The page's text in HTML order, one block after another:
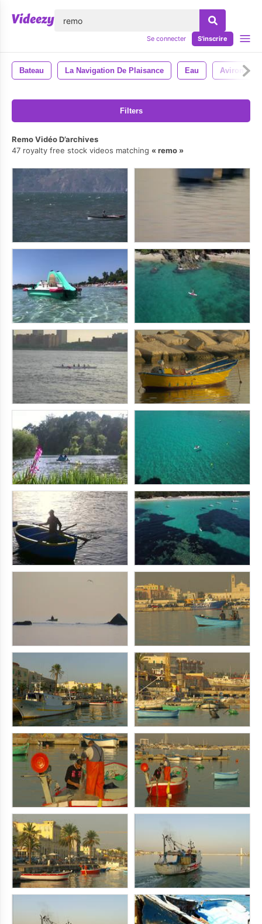
Se connecter S'inscrire
Bateau La Navigation De Plaisance Eau Aviron
Filters
Remo Vidéo D’archives
47 royalty free stock videos matching
remo